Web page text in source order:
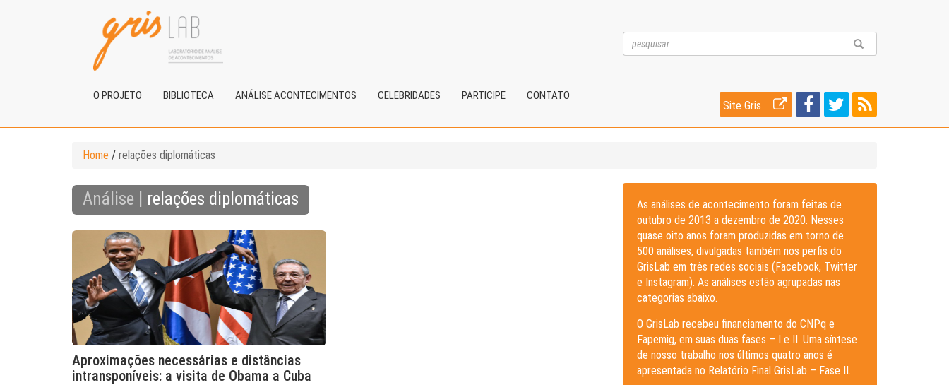
O PROJETO BIBLIOTECA ANÁLISE ACONTECIMENTOS CELEBRIDADES PARTICIPE CONTATO
Site Gris
Home / relações diplomáticas
Análise | relações diplomáticas
Aproximações necessárias e distâncias
intransponíveis: a visita de Obama a Cuba
As análises de acontecimento foram feitas de
outubro de 2013 a dezembro de 2020. Nesses
quase oito anos foram produzidas em torno de
500 análises, divulgadas também nos perfis do
GrisLab em três redes sociais (Facebook, Twitter
e Instagram). As análises estão agrupadas nas
categorias abaixo.
O GrisLab recebeu financiamento do CNPq e
Fapemig, em suas duas fases – I e II. Uma síntese
de nosso trabalho nos últimos quatro anos é
apresentada no Relatório Final GrisLab – Fase II.